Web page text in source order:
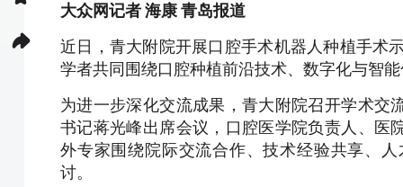
大众网记者 海康 青岛报道
近日，青大附院开展口腔手术机器人种植手术
学者共同围绕口腔种植前沿技术、数字化与智
为进一步深化交流成果，青大附院召开学术交
书记蒋光峰出席会议，口腔医学院负责人、医
外专家围绕院际交流合作、技术经验共享、
讨。